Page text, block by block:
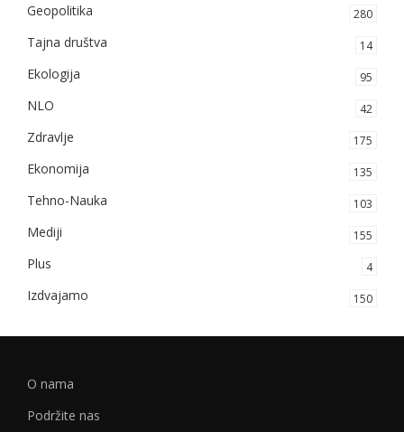
Geopolitika 280
Tajna društva 14
Ekologija 95
NLO 42
Zdravlje 175
Ekonomija 135
Tehno-Nauka 103
Mediji 155
Plus 4
Izdvajamo 150
O nama
Podržite nas